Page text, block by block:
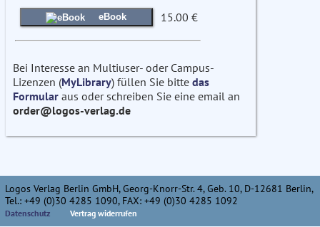
eBook 15.00 €
Bei Interesse an Multiuser- oder Campus-
Lizenzen (MyLibrary) füllen Sie bitte das
Formular aus oder schreiben Sie eine email an
order@logos-verlag.de
Logos Verlag Berlin GmbH, Georg-Knorr-Str. 4, Geb. 10, D-12681 Berlin,
Tel.: +49 (0)30 4285 1090, FAX: +49 (0)30 4285 1092
Datenschutz Vertrag widerrufen